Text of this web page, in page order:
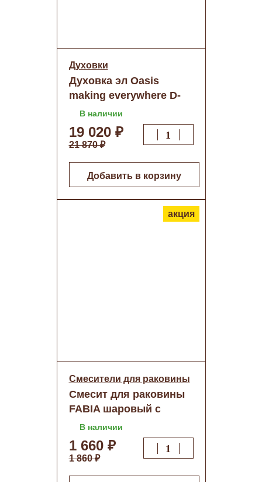
Духовки
Духовка эл Oasis
making everywhere D-
MLW
В наличии
19 020 ₽
21 870 ₽
Добавить в корзину
акция
Смесители для раковины
Смесит для раковины
FABIA шаровый с
прорезью Хром (9732)
В наличии
1 660 ₽
1 860 ₽